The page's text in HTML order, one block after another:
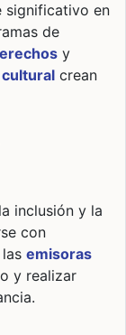
significativo en
de
y
crean
inclusión y la
con
emisoras
y realizar